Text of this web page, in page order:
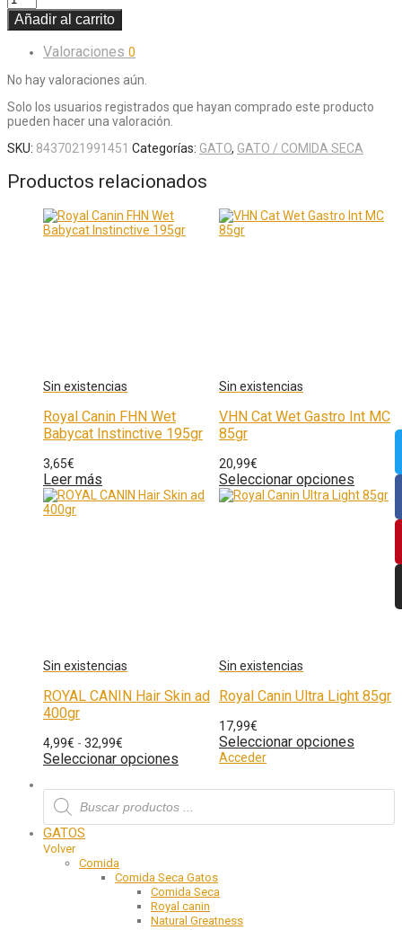
Añadir al carrito
Valoraciones 0
No hay valoraciones aún.
Solo los usuarios registrados que hayan comprado este producto
pueden hacer una valoración.
SKU: 8437021991451 Categorías: GATO, GATO / COMIDA SECA
Productos relacionados
Royal Canin FHN Wet
Babycat Instinctive 195gr
3,65€
Leer más
VHN Cat Wet Gastro Int MC
85gr
20,99€
Seleccionar opciones
ROYAL CANIN Hair Skin ad
400gr
4,99€ - 32,99€
Seleccionar opciones
Royal Canin Ultra Light 85gr
17,99€
Seleccionar opciones
Acceder
GATOS
Volver
Comida
Comida Seca Gatos
Comida Seca
Royal canin
Natural Greatness